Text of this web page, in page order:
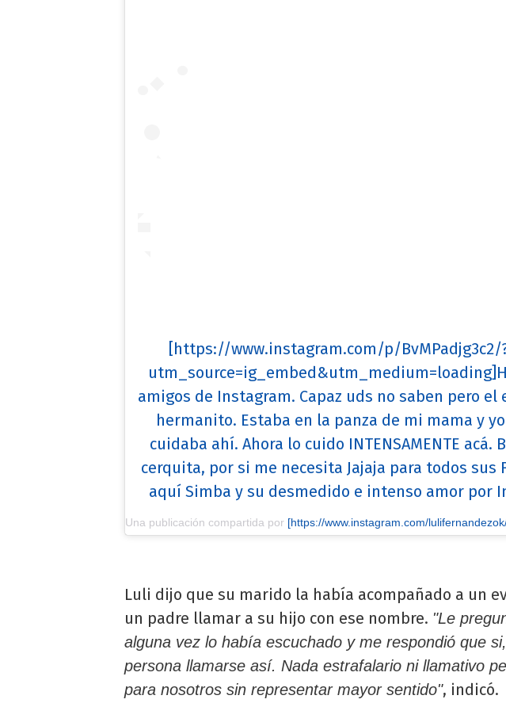
[https://www.instagram.com/p/BvMPadjg3c2/
amigos de Instagram. Capaz uds no saben pero el
hermanito. Estaba en la panza de mi mama y
cuidaba ahí. Ahora lo cuido INTENSAMENTE acá.
cerquita, por si me necesita Jajaja para todos sus
aquí Simba y su desmedido e intenso amor por
Una publicación compartida por [https://www.instagram.com/lulifernandezok/?utm_source=ig_embed&utm_medium=loading]
Luli dijo que su marido la había acompañado a un
un padre llamar a su hijo con ese nombre. "Le
alguna vez lo había escuchado y me respondió que
persona llamarse así. Nada estrafalario ni llamativo
para nosotros sin representar mayor sentido", indicó.